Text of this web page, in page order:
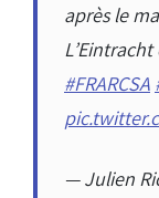
après le
#FRARCSA
— Julien